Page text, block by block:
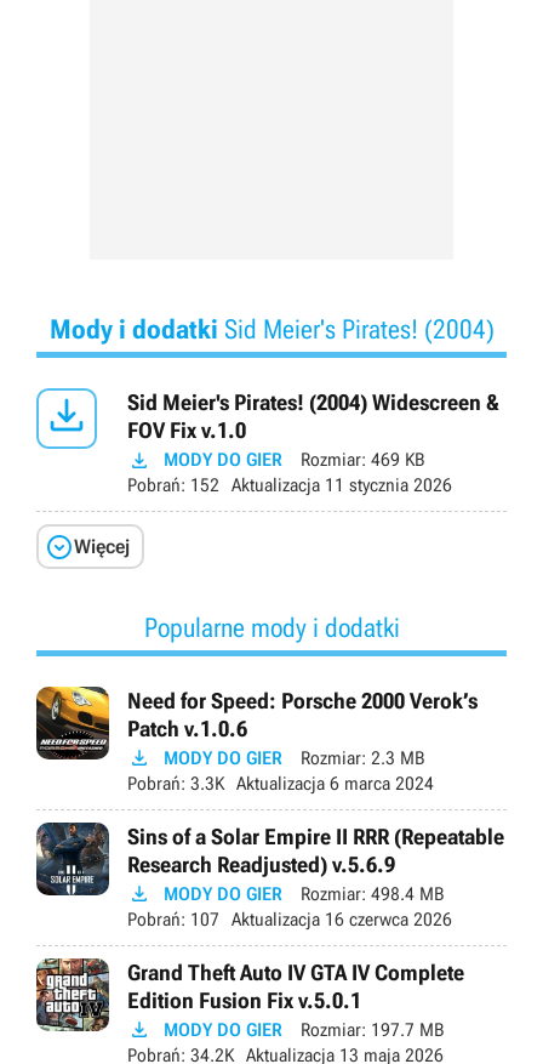
Mody i dodatki Sid Meier's Pirates! (2004)

Sid Meier's Pirates! (2004) Widescreen &
FOV Fix v.1.0
 MODY DO GIER Rozmiar: 469 KB
Pobrań: 152 Aktualizacja 11 stycznia 2026
Więcej
Popularne mody i dodatki
Need for Speed: Porsche 2000 Verok’s
Patch v.1.0.6
 MODY DO GIER Rozmiar: 2.3 MB
Pobrań: 3.3K Aktualizacja 6 marca 2024
Sins of a Solar Empire II RRR (Repeatable
Research Readjusted) v.5.6.9
 MODY DO GIER Rozmiar: 498.4 MB
Pobrań: 107 Aktualizacja 16 czerwca 2026
Grand Theft Auto IV GTA IV Complete
Edition Fusion Fix v.5.0.1
 MODY DO GIER Rozmiar: 197.7 MB
Pobrań: 34.2K Aktualizacja 13 maja 2026